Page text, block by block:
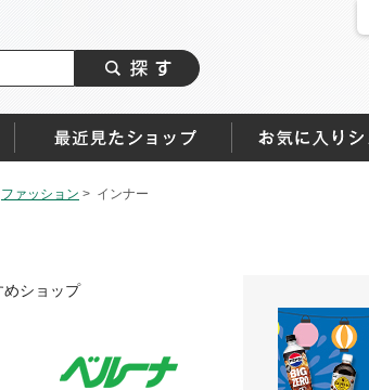
ファッション > インナー
めショップ